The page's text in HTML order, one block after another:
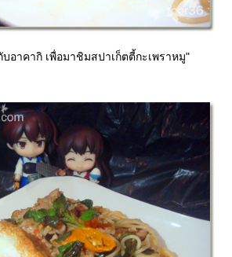
อาคากิ เพื่อมาชิมสปาเก็ตตี้กะเพราหมู"